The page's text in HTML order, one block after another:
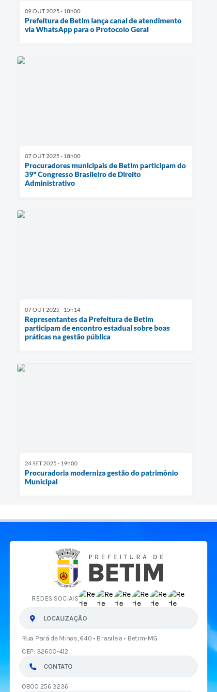
09 OUT 2025 - 18h00
Prefeitura de Betim lança canal de atendimento
via WhatsApp para o Protocolo Geral
07 OUT 2025 - 18h00
Procuradores municipais de Betim participam do
39º Congresso Brasileiro de Direito
Administrativo
07 OUT 2025 - 15h14
Representantes da Prefeitura de Betim
participam de encontro estadual sobre boas
práticas na gestão pública
24 SET 2025 - 19h00
Procuradoria moderniza gestão do patrimônio
Municipal
REDES SOCIAIS
LOCALIZAÇÃO
Rua Pará de Minas, 640 • Brasileia • Betim-MG
CEP: 32600-412
CONTATO
0800 256 3236